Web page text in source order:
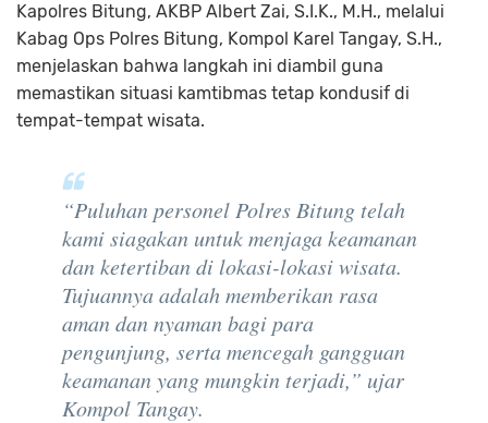
Kapolres Bitung, AKBP Albert Zai, S.I.K., M.H., melalui
Kabag Ops Polres Bitung, Kompol Karel Tangay, S.H.,
menjelaskan bahwa langkah ini diambil guna
memastikan situasi kamtibmas tetap kondusif di
tempat-tempat wisata.
“Puluhan personel Polres Bitung telah
kami siagakan untuk menjaga keamanan
dan ketertiban di lokasi-lokasi wisata.
Tujuannya adalah memberikan rasa
aman dan nyaman bagi para
pengunjung, serta mencegah gangguan
keamanan yang mungkin terjadi,” ujar
Kompol Tangay.